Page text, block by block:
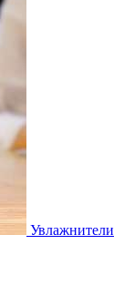
Увлажнители